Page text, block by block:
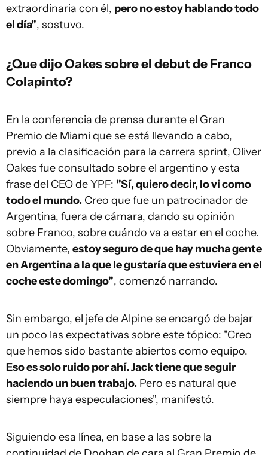
extraordinaria con él, pero no estoy hablando todo
el día", sostuvo.
¿Que dijo Oakes sobre el debut de Franco
Colapinto?
En la conferencia de prensa durante el Gran
Premio de Miami que se está llevando a cabo,
previo a la clasificación para la carrera sprint, Oliver
Oakes fue consultado sobre el argentino y esta
frase del CEO de YPF: "Sí, quiero decir, lo vi como
todo el mundo. Creo que fue un patrocinador de
Argentina, fuera de cámara, dando su opinión
sobre Franco, sobre cuándo va a estar en el coche.
Obviamente, estoy seguro de que hay mucha gente
en Argentina a la que le gustaría que estuviera en el
coche este domingo", comenzó narrando.
Sin embargo, el jefe de Alpine se encargó de bajar
un poco las expectativas sobre este tópico: "Creo
que hemos sido bastante abiertos como equipo.
Eso es solo ruido por ahí. Jack tiene que seguir
haciendo un buen trabajo. Pero es natural que
siempre haya especulaciones", manifestó.
Siguiendo esa línea, en base a las sobre la